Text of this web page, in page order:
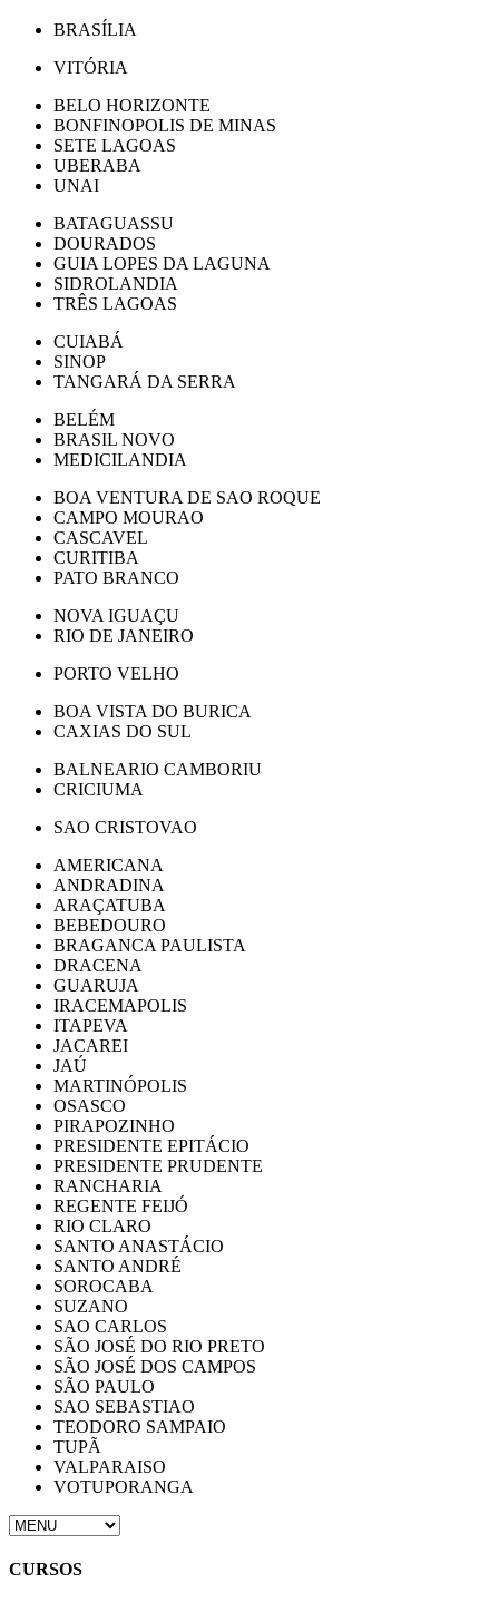
BRASÍLIA
VITÓRIA
BELO HORIZONTE
BONFINOPOLIS DE MINAS
SETE LAGOAS
UBERABA
UNAI
BATAGUASSU
DOURADOS
GUIA LOPES DA LAGUNA
SIDROLANDIA
TRÊS LAGOAS
CUIABÁ
SINOP
TANGARÁ DA SERRA
BELÉM
BRASIL NOVO
MEDICILANDIA
BOA VENTURA DE SAO ROQUE
CAMPO MOURAO
CASCAVEL
CURITIBA
PATO BRANCO
NOVA IGUAÇU
RIO DE JANEIRO
PORTO VELHO
BOA VISTA DO BURICA
CAXIAS DO SUL
BALNEARIO CAMBORIU
CRICIUMA
SAO CRISTOVAO
AMERICANA
ANDRADINA
ARAÇATUBA
BEBEDOURO
BRAGANCA PAULISTA
DRACENA
GUARUJA
IRACEMAPOLIS
ITAPEVA
JACAREI
JAÚ
MARTINÓPOLIS
OSASCO
PIRAPOZINHO
PRESIDENTE EPITÁCIO
PRESIDENTE PRUDENTE
RANCHARIA
REGENTE FEIJÓ
RIO CLARO
SANTO ANASTÁCIO
SANTO ANDRÉ
SOROCABA
SUZANO
SAO CARLOS
SÃO JOSÉ DO RIO PRETO
SÃO JOSÉ DOS CAMPOS
SÃO PAULO
SAO SEBASTIAO
TEODORO SAMPAIO
TUPÃ
VALPARAISO
VOTUPORANGA
CURSOS